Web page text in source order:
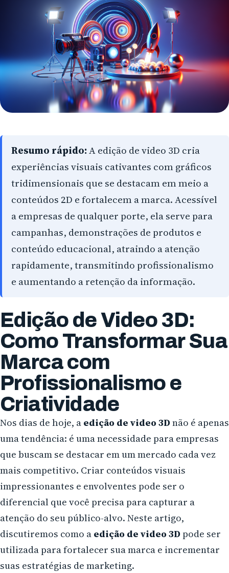
Arapongas
Umuarama
Ponta Grossa
Guarapuava
Cascavel
Foz do Iguaçu
São José dos Pinhais
Colombo
Araucária
Campo Largo
Paranaguá
Campo Mourão
Resumo rápido:A edição de video 3D cria
experiências visuais cativantes com gráficos
tridimensionais que se destacam em meio a
conteúdos 2D e fortalecem a marca. Acessível
a empresas de qualquer porte, ela serve para
campanhas, demonstrações de produtos e
conteúdo educacional, atraindo a atenção
rapidamente, transmitindo profissionalismo
e aumentando a retenção da informação.
Edição de Video 3D:
Como Transformar Sua
Marca com
Profissionalismo e
Criatividade
Nos dias de hoje, a edição de video 3D não é apenas
uma tendência: é uma necessidade para empresas
que buscam se destacar em um mercado cada vez
mais competitivo. Criar conteúdos visuais
impressionantes e envolventes pode ser o
diferencial que você precisa para capturar a
atenção do seu público-alvo. Neste artigo,
discutiremos como a edição de video 3D pode ser
utilizada para fortalecer sua marca e incrementar
suas estratégias de marketing.